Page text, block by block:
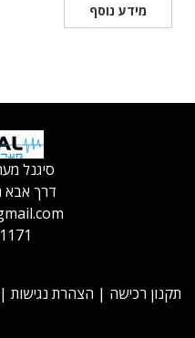
מידע נוסף
סיגנל
דרך אבא הלל
תקנון רכישה | הצהרת נגישות |